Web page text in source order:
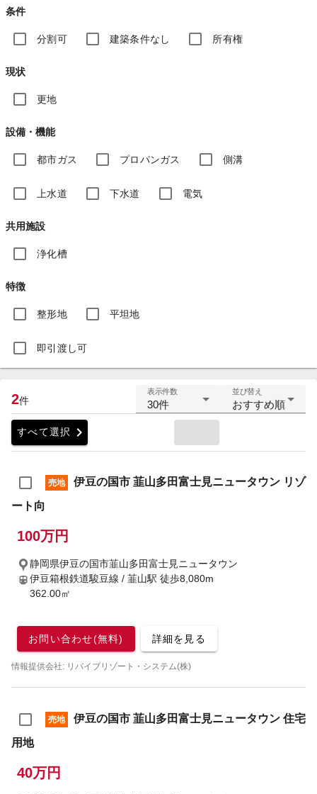
条件
分割可 建築条件なし 所有権
現状
更地
設備・機能
都市ガス プロパンガス 側溝
上水道 下水道 電気
共用施設
浄化槽
特徴
整形地 平坦地
即引渡し可
2件
表示件数
30件
並び替え
おすすめ順
すべて選択 chevron_right
売地
伊豆の国市 韮山多田富士見ニュータウン リゾ
ート向
100万円
静岡県伊豆の国市韮山多田富士見ニュータウン
伊豆箱根鉄道駿豆線 / 韮山駅 徒歩8,080m
362.00㎡
お問い合わせ(無料) 詳細を見る
情報提供会社: リバイブリゾート・システム(株)
売地
伊豆の国市 韮山多田富士見ニュータウン 住宅
用地
40万円